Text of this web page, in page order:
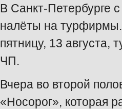
В Санкт-Петербурге
налёты на турфирмы.
пятницу, 13 августа,
ЧП.
Вчера во второй
«Носорог», которая